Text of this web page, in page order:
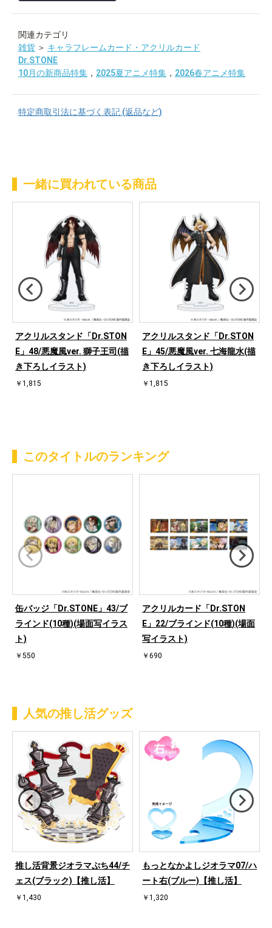
関連カテゴリ
雑貨 ＞ キャラフレームカード・アクリルカード
Dr.STONE
10月の新商品特集 ， 2025夏アニメ特集 ， 2026春アニメ特集
特定商取引法に基づく表記 (返品など)
一緒に買われている商品
アクリルスタンド「Dr.STON
E」48/悪魔風ver. 獅子王司(描
き下ろしイラスト)
￥1,815
アクリルスタンド「Dr.STON
E」45/悪魔風ver. 七海龍水(描
き下ろしイラスト)
￥1,815
このタイトルのランキング
缶バッジ「Dr.STONE」43/ブ
ラインド(10種)(場面写イラス
ト)
￥550
アクリルカード「Dr.STON
E」22/ブラインド(10種)(場面
写イラスト)
￥690
人気の推し活グッズ
推し活背景ジオラマぷち44/チ
ェス(ブラック)【推し活】
￥1,430
もっとなかよしジオラマ07/ハ
ート右(ブルー)【推し活】
￥1,320